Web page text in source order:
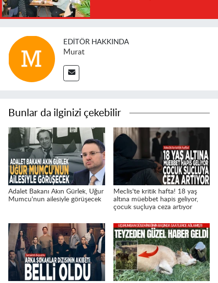
EDITÖR HAKKINDA
Murat
Bunlar da ilginizi çekebilir
Adalet Bakanı Akın Gürlek, Uğur
Mumcu'nun ailesiyle görüşecek
Meclis'te kritik hafta! 18 yaş
altına müebbet hapis geliyor,
çocuk suçluya ceza artıyor